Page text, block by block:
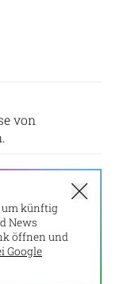
von
um künftig
News
öffnen und
Google